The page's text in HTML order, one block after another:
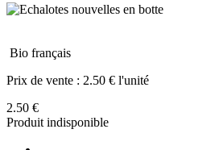
Bio français
Prix de vente : 2.50 € l'unité
2.50 €
Produit indisponible